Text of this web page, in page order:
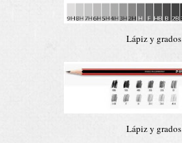
Lápiz y grados
Lápiz y grados